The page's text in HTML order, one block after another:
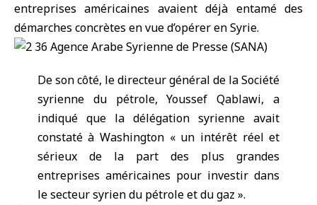
entreprises américaines avaient déjà entamé des
démarches concrètes en vue d’opérer en Syrie.
De son côté, le directeur général de la Société
syrienne du pétrole, Youssef Qablawi, a
indiqué que la délégation syrienne avait
constaté à Washington « un intérêt réel et
sérieux de la part des plus grandes
entreprises américaines pour investir dans
le secteur syrien du pétrole et du gaz ».